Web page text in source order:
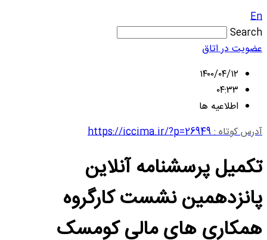
En
Search
عضویت در اتاق
۱۴۰۰/۰۴/۱۲
۰۴:۳۳
اطلاعیه ها
آدرس کوتاه :https://iccima.ir/?p=26949
تکمیل پرسشنامه آنلاین
پانزدهمین نشست کارگروه
همکاری های مالی کومسک